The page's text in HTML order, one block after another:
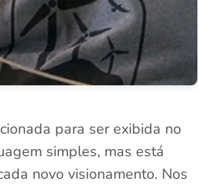
para ser exibida no
simples, mas está
novo visionamento. Nos